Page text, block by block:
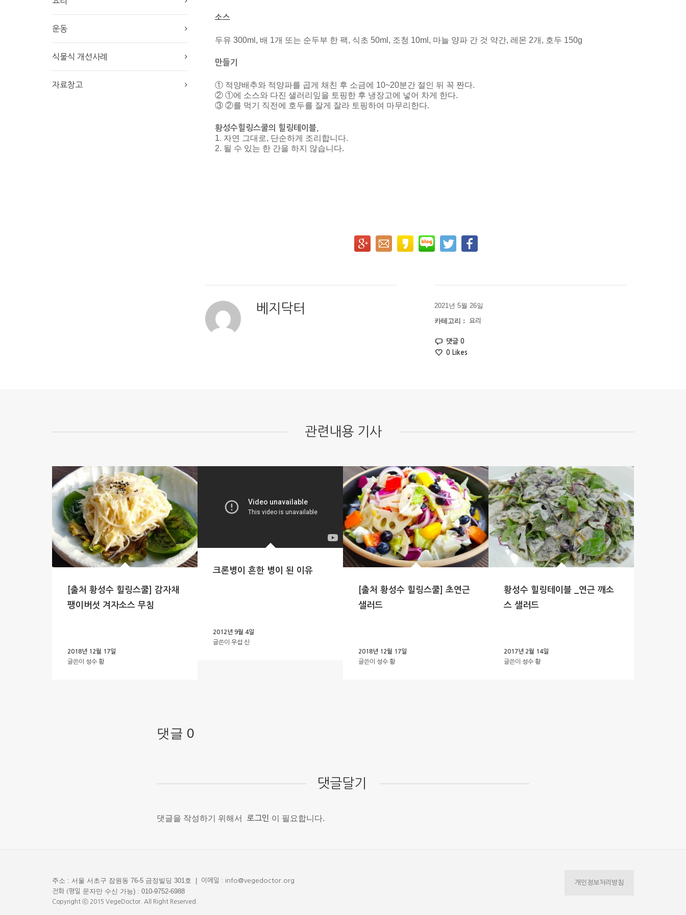
소스
두유 300ml, 배 1개 또는 순두부 한 팩, 식초 50ml, 조청 10ml, 마늘 양파 간 것 약간, 레몬 2개, 호두 150g
만들기
① 적양배추와 적양파를 곱게 채친 후 소금에 10~20분간 절인 뒤 꼭 짠다.
② ①에 소스와 다진 샐러리잎을 토핑한 후 냉장고에 넣어 차게 한다.
③ ②를 먹기 직전에 호두를 잘게 잘라 토핑하여 마무리한다.
황성수힐링스쿨의 힐링테이블,
1. 자연 그대로, 단순하게 조리합니다.
2. 될 수 있는 한 간을 하지 않습니다.
베지닥터
2021년 5월 26일
카테고리 :
요리
댓글 0
0 Likes
운동
식물식 개선사례
자료창고
관련내용 기사
[출처 황성수 힐링스쿨] 감자채
팽이버섯 겨자소스 무침
2018년 12월 17일
글쓴이 성수 황
크론병이 흔한 병이 된 이유
2012년 9월 4일
글쓴이 우섭 신
[출처 황성수 힐링스쿨] 초연근
샐러드
2018년 12월 17일
글쓴이 성수 황
황성수 힐링테이블 _연근 깨소
스 샐러드
2017년 2월 14일
글쓴이 성수 황
댓글 0
댓글달기
댓글을 작성하기 위해서 로그인 이 필요합니다.
주소 : 서울 서초구 잠원동 76-5 금정빌딩 301호 |
이메일 : info@vegedoctor.org
전화 (평일 문자만 수신 가능) : 010-9752-6988
Copyright ⓒ 2015 VegeDoctor. All Right Reserved.
개인정보처리방침